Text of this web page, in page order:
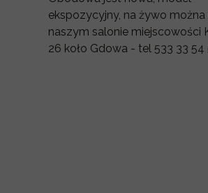
ekspozycyjny, na żywo
naszym salonie miejscowości
26 koło Gdowa - tel 533 33 54